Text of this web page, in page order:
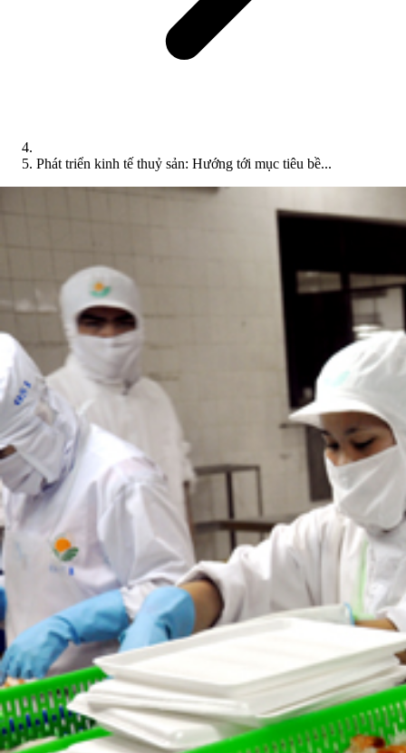
Phát triển kinh tế thuỷ sản: Hướng tới mục tiêu bề...